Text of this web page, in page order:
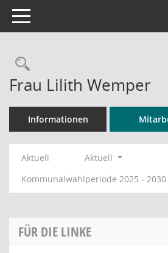
Toggle navigation
Rechercheauswahl
Frau Lilith Wemper
Informationen
Aktuell
Aktuell
Kommunalwahlperiode 2025 - 2030
FÜR DIE LINKE